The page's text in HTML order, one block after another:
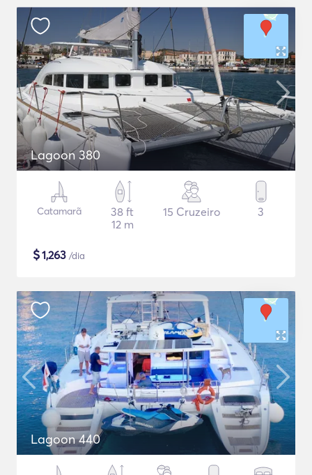
Lagoon 380
Catamarã
38 ft
12 m
15 Cruzeiro 3
$1,263 /dia
Lagoon 440